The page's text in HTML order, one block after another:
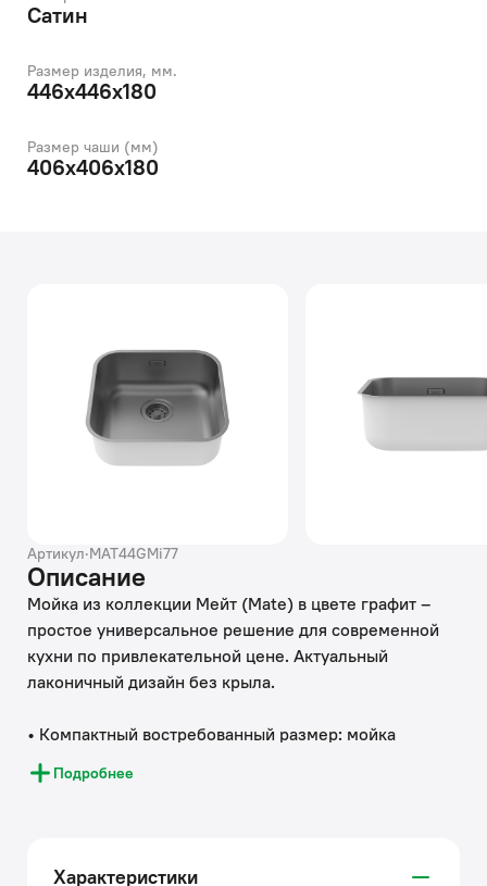
Сатин
Размер изделия, мм.
446х446х180
Размер чаши (мм)
406x406x180
Артикул·MAT44GMi77
Описание
Мойка из коллекции Мейт (Mate) в цвете графит –
простое универсальное решение для современной
кухни по привлекательной цене. Актуальный
лаконичный дизайн без крыла.
• Компактный востребованный размер: мойка
поместится в любой, даже небольшой кухонный
гарнитур (от 50 см).
Стойкая к износу, выдерживает различные
Подробнее
Характеристики